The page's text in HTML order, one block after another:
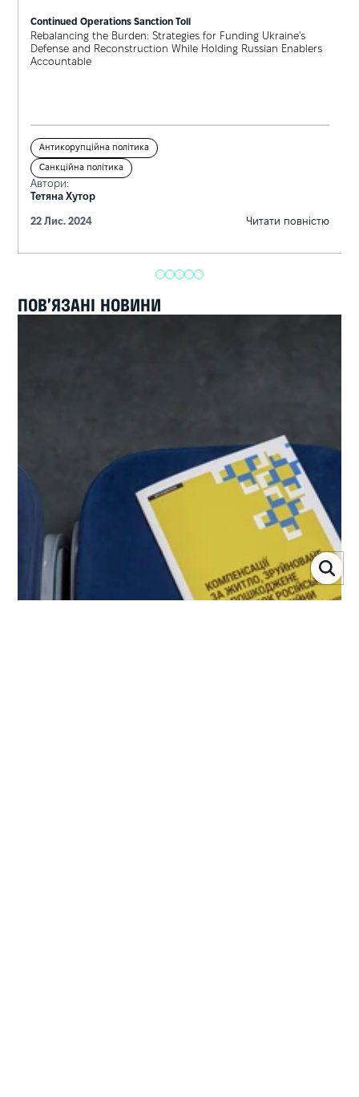
Continued Operations Sanction Toll
Rebalancing the Burden: Strategies for Funding Ukraine's
Defense and Reconstruction While Holding Russian Enablers
Accountable
Антикорупційна політика
Санкційна політика
Автори:
Тетяна Хутор
22 Лис. 2024 Читати повністю
ПОВ’ЯЗАНІ НОВИНИ